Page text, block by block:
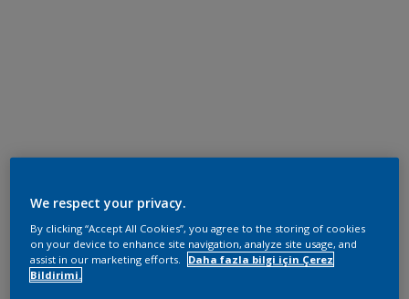
We respect your privacy.
By clicking “Accept All Cookies”, you agree to the storing of cookies
on your device to enhance site navigation, analyze site usage, and
assist in our marketing efforts.
Daha fazla bilgi için Çerez
Bildirimi.